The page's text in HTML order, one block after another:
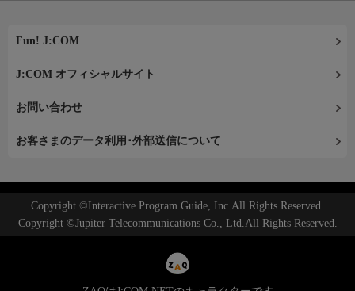
Fun! J:COM
J:COM オフィシャルサイト
お問い合わせ
お客さまのデータ利用･外部送信について
Copyright ©Interactive Program Guide, Inc.All Rights Reserved.
Copyright ©Jupiter Telecommunications Co., Ltd.All Rights Reserved.